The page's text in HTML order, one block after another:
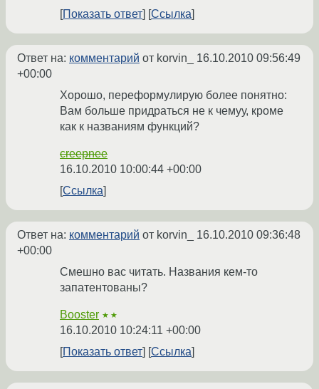
Показать ответ
Ссылка
Ответ на: комментарий от korvin_ 16.10.2010 09:56:49
+00:00
Хорошо, переформулирую более понятно:
Вам больше придраться не к чемуу, кроме
как к названиям функций?
creepnee
16.10.2010 10:00:44 +00:00
Ссылка
Ответ на: комментарий от korvin_ 16.10.2010 09:36:48
+00:00
Смешно вас читать. Названия кем-то
запатентованы?
Booster ★★
16.10.2010 10:24:11 +00:00
Показать ответ
Ссылка